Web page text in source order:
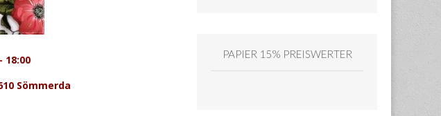
18:00
Sömmerda
PAPIER 15% PREISWERTER